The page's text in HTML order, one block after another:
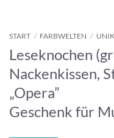
START / FARBWELTEN /
Leseknochen
Nackenkissen,
„Opera”
Geschenk für